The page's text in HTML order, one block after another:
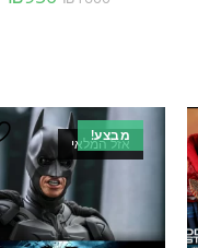
אזל המלאי
מבצע!